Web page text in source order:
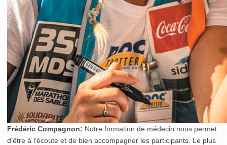
Frédéric Compagnon: Notre formation de médecin nous permet
d’être à l’écoute et de bien accompagner les participants. Le plus